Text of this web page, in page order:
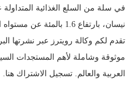
نيسان، بارتفاع 1.6 بالمئة عن مستواه المعدل في مارس آذار.
تقدم لكم وكالة رويترز عبر نشرتها
موثوقة وشاملة لأهم المستجدات
العربية والعالم. تسجيل الاشتراك هنا.